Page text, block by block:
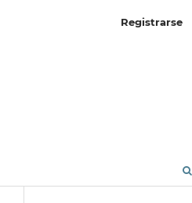
Registrarse